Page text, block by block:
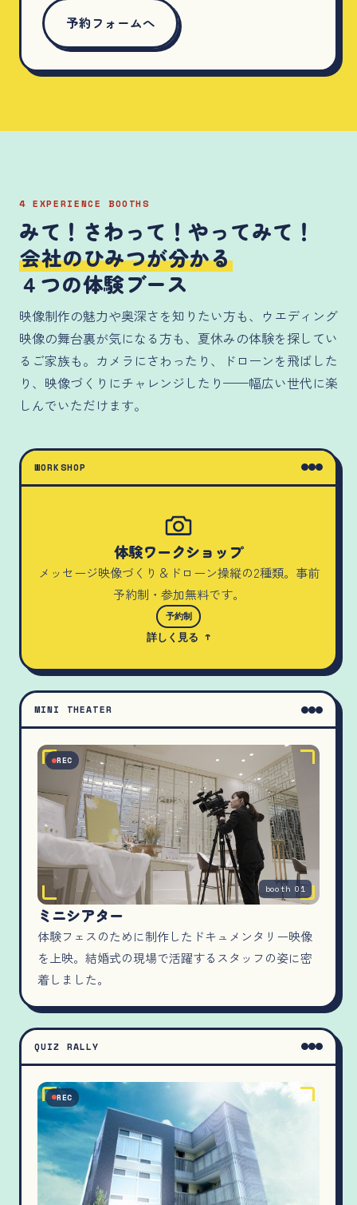
予約フォームへ
4 EXPERIENCE BOOTHS
みて！さわって！やってみて！
会社のひみつが分かる
４つの体験ブース
映像制作の魅力や奥深さを知りたい方も、ウエディング
映像の舞台裏が気になる方も、夏休みの体験を探してい
るご家族も。カメラにさわったり、ドローンを飛ばした
り、映像づくりにチャレンジしたり——幅広い世代に楽
しんでいただけます。
WORKSHOP
体験ワークショップ
メッセージ映像づくり＆ドローン操縦の2種類。事前
予約制・参加無料です。
予約制
詳しく見る ↑
MINI THEATER
REC
booth 01
ミニシアター
体験フェスのために制作したドキュメンタリー映像
を上映。結婚式の現場で活躍するスタッフの姿に密
着しました。
QUIZ RALLY
REC